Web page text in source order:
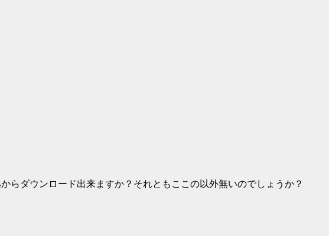
らダウンロード出来ますか？それともここの以外無いのでしょうか？